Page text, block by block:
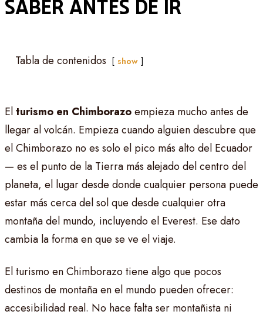
Saber Antes de Ir
Tabla de contenidos show
Elturismo en Chimborazoempieza mucho antes de
llegar al volcán. Empieza cuando alguien descubre que
el Chimborazo no es solo el pico más alto del Ecuador
— es el punto de la Tierra más alejado del centro del
planeta, el lugar desde donde cualquier persona puede
estar más cerca del sol que desde cualquier otra
montaña del mundo, incluyendo el Everest. Ese dato
cambia la forma en que se ve el viaje.
El turismo en Chimborazo tiene algo que pocos
destinos de montaña en el mundo pueden ofrecer:
accesibilidad real. No hace falta ser montañista ni